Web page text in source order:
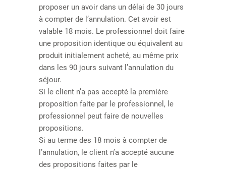
proposer un avoir dans un délai de 30 jours
à compter de l’annulation. Cet avoir est
valable 18 mois. Le professionnel doit faire
une proposition identique ou équivalent au
produit initialement acheté, au même prix
dans les 90 jours suivant l’annulation du
séjour.
Si le client n’a pas accepté la première
proposition faite par le professionnel, le
professionnel peut faire de nouvelles
propositions.
Si au terme des 18 mois à compter de
l’annulation, le client n’a accepté aucune
des propositions faites par le